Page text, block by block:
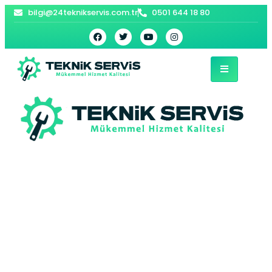
bilgi@24teknikservis.com.tr 0501 644 18 80